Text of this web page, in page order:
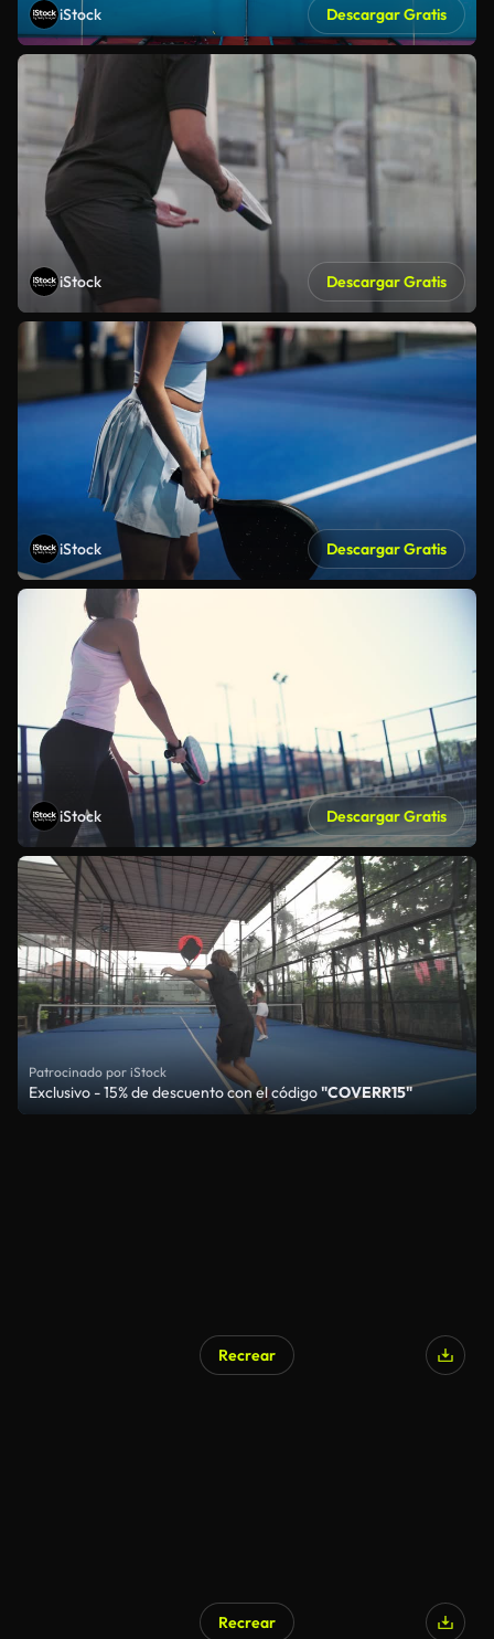
iStock Descargar Gratis
iStock Descargar Gratis
iStock Descargar Gratis
iStock Descargar Gratis
Patrocinado por iStock
Exclusivo - 15% de descuento con el código"COVERR15"
Recrear
Recrear